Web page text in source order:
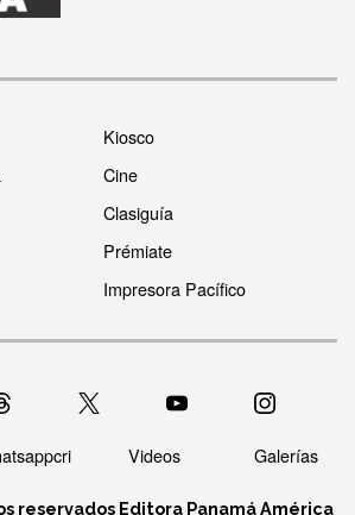
Kiosco
Cine
Clasiguía
Prémiate
Impresora Pacífico
Videos Galerías
reservados Editora Panamá América